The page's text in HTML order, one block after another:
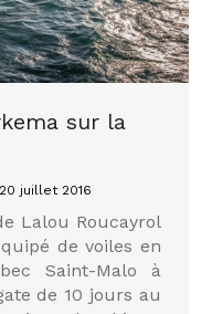
sur la
20 juillet 2016
Lalou Roucayrol
de voiles en
Saint-Malo à
de 10 jours au